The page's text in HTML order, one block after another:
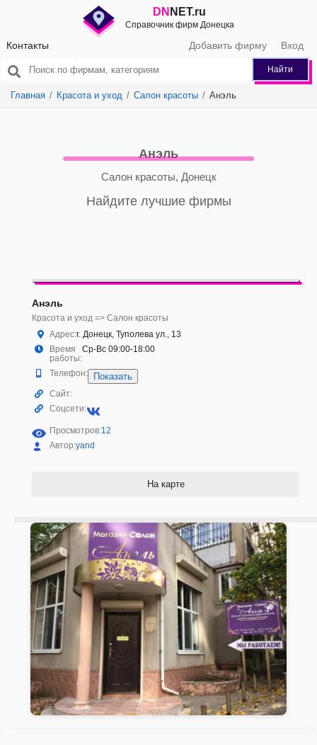
DN NET.ru
Справочник фирм Донецка
Контакты Добавить фирму Вход
Найти
Главная Красота и уход Салон красоты Анэль
Анэль
Салон красоты, Донецк
Найдите лучшие фирмы
Анэль
Красота и уход => Салон красоты
Адрес:г. Донецк, Туполева ул., 13
Время
работы:
Ср-Вс 09:00-18:00
Телефон: Показать
Сайт:
Соцсети:
Просмотров:12
Автор:yand
На карте